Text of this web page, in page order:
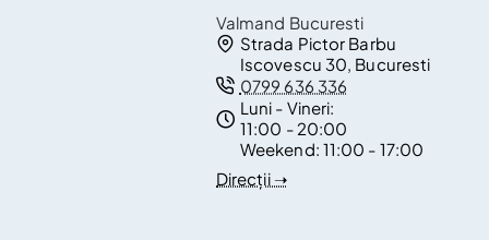
Valmand Bucuresti
Strada Pictor Barbu
Iscovescu 30, Bucuresti
0799 636 336
Luni - Vineri:
11:00 - 20:00
Weekend: 11:00 - 17:00
Direcții ➝